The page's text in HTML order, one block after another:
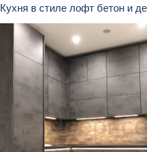
Кухня в стиле лофт бетон и